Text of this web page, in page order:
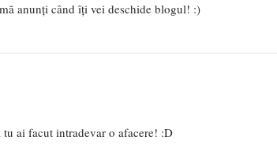
anunți când îți vei deschide blogul! :)
ai facut intradevar o afacere! :D